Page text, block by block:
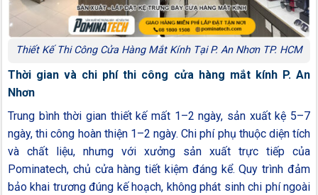
Thiết Kế Thi Công Cửa Hàng Mắt Kính Tại P. An Nhơn TP. HCM
Thời gian và chi phí thi công cửa hàng mắt kính P. An
Nhơn
Trung bình thời gian thiết kế mất 1–2 ngày, sản xuất kệ 5–7
ngày, thi công hoàn thiện 1–2 ngày. Chi phí phụ thuộc diện tích
và chất liệu, nhưng với xưởng sản xuất trực tiếp của
Pominatech, chủ cửa hàng tiết kiệm đáng kể. Quy trình đảm
bảo khai trương đúng kế hoạch, không phát sinh chi phí ngoài